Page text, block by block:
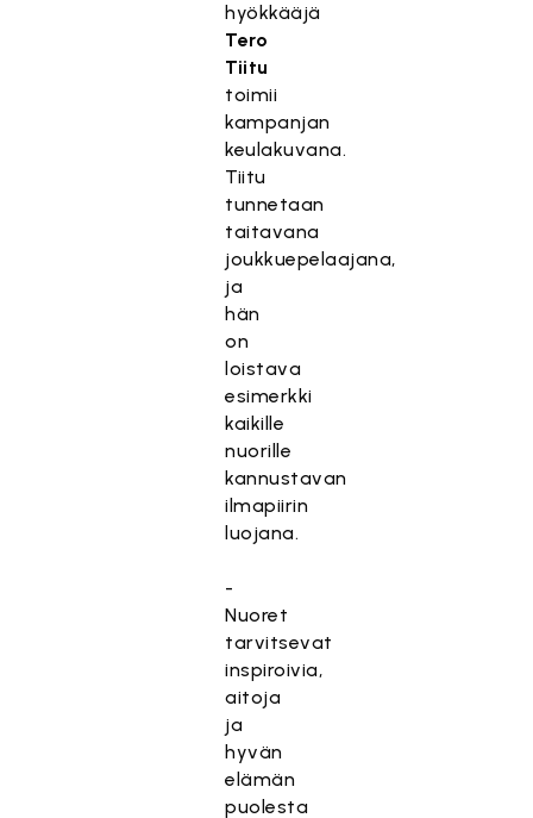
hyökkääjä
Tero
Tiitu
toimii
kampanjan
keulakuvana.
Tiitu
tunnetaan
taitavana
joukkuepelaajana,
ja
hän
on
loistava
esimerkki
kaikille
nuorille
kannustavan
ilmapiirin
luojana.
-
Nuoret
tarvitsevat
inspiroivia,
aitoja
ja
hyvän
elämän
puolesta